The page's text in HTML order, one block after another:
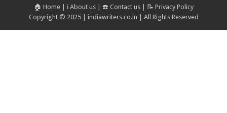
🏠 Home| ℹ️ About us| ☎️ Contact us| 📝 Privacy Policy
Copyright © 2025 | indiawriters.co.in | All Rights Reserved